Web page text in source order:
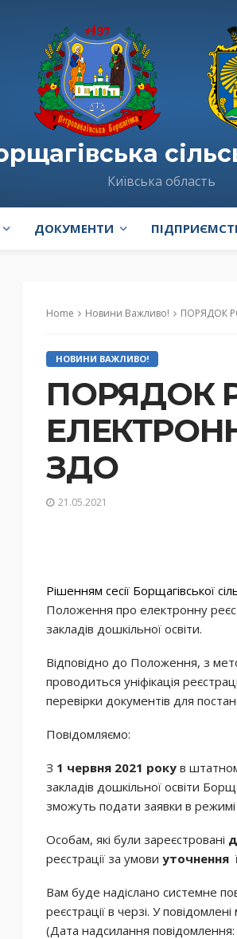
Київська область
ДОКУМЕНТИ
Home Новини Важливо! ПОРЯДОК
НОВИНИ ВАЖЛИВО!
ПОРЯДОК
ЗДО
21.05.2021
Рішенням сесії Борщагівської
Положення про електронну
закладів дошкільної освіти.
Відповідно до Положення, з
проводиться уніфікація
перевірки документів для
Повідомляємо:
З 1 червня 2021 року в
закладів дошкільної освіти
зможуть подати заявки в
Особам, які були зареєстровані
реєстрації за умови уточнення
Вам буде надіслано системне
реєстрації в черзі. У повідомлені
(Дата надсилання